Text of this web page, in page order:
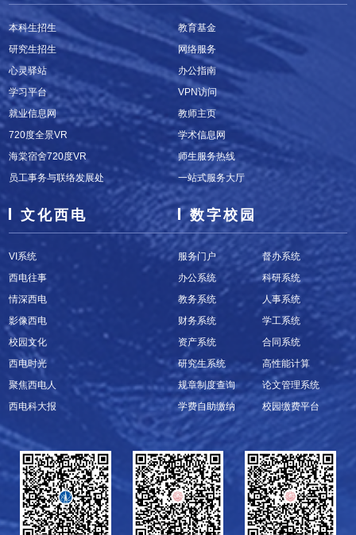
本科生招生
研究生招生
心灵驿站
学习平台
就业信息网
720度全景VR
海棠宿舍720度VR
员工事务与联络发展处
教育基金
网络服务
办公指南
VPN访问
教师主页
学术信息网
师生服务热线
一站式服务大厅
文化西电
VI系统
西电往事
情深西电
影像西电
校园文化
西电时光
聚焦西电人
西电科大报
数字校园
服务门户
督办系统
办公系统
科研系统
教务系统
人事系统
财务系统
学工系统
资产系统
合同系统
研究生系统
高性能计算
规章制度查询
论文管理系统
学费自助缴纳
校园缴费平台